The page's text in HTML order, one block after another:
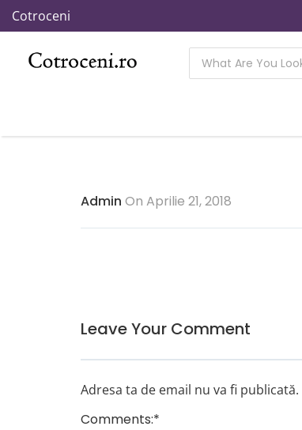
Cotroceni
Admin On Aprilie 21, 2018
Leave Your Comment
Adresa ta de email nu va fi publicată.
Comments:*